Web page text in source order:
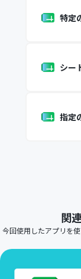
特定
シー
指定
関
今回使用したアプリを